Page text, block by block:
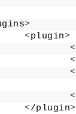
>
<plugin>
<
<
<
<
</plugin>